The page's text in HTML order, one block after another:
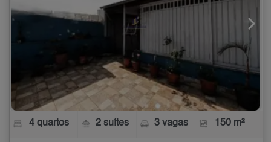
4 quartos 2 suítes 3 vagas 150 m²